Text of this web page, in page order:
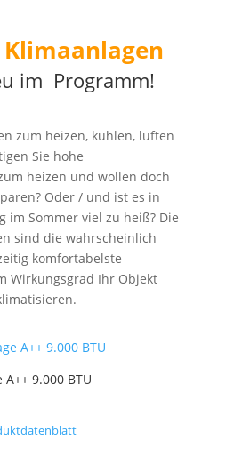
Klimaanlagen
im Programm!
zum heizen, kühlen, lüften
Sie hohe
heizen und wollen doch
Oder / und ist es in
im Sommer viel zu heiß? Die
sind die wahrscheinlich
komfortabelste
Wirkungsgrad Ihr Objekt
9.000 BTU